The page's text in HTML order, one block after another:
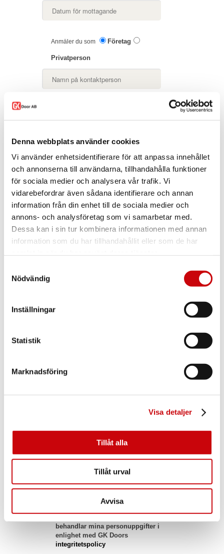
Denna webbplats använder cookies
Vi använder enhetsidentifierare för att anpassa innehållet
och annonserna till användarna, tillhandahålla funktioner
för sociala medier och analysera vår trafik. Vi
vidarebefordrar även sådana identifierare och annan
information från din enhet till de sociala medier och
annons- och analysföretag som vi samarbetar med.
Dessa kan i sin tur kombinera informationen med annan
information som du har tillhandahållit eller som de har
Nödvändig
Inställningar
Statistik
Marknadsföring
Visa detaljer
Tillåt alla
Tillåt urval
Avvisa
Anmäler du som Företag
Privatperson
Bifoga minst 1 bild på hela godset samt
behandlar mina personuppgifter i
enlighet med GK Doors
integritetspolicy